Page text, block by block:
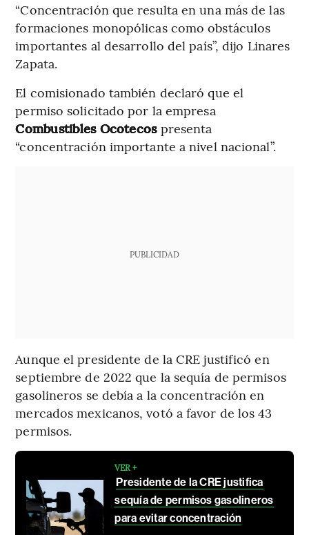
“Concentración que resulta en una más de las
formaciones monopólicas como obstáculos
importantes al desarrollo del país”, dijo Linares
Zapata.
El comisionado también declaró que el
permiso solicitado por la empresa
Combustibles Ocotecospresenta
“concentración importante a nivel nacional”.
PUBLICIDAD
Aunque el presidente de la CRE justificó en
septiembre de 2022 que la sequía de permisos
gasolineros se debía a la concentración en
mercados mexicanos, votó a favor de los 43
permisos.
VER +
Presidente de la CRE justifica
sequía de permisos gasolineros
para evitar concentración